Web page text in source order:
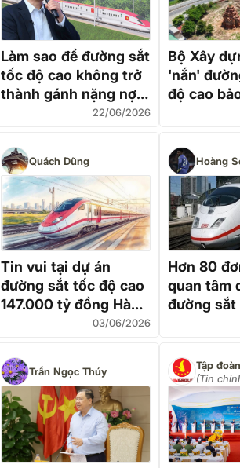
Làm sao để đường sắt
tốc độ cao không trở
thành gánh nặng nợ
22/06/2026
Bộ Xây
'nắn'
độ cao
Chăm
Quách Dũng
Tin vui tại dự án
đường sắt tốc độ cao
147.000 tỷ đồng Hà
Nội - Quảng Ninh03/06/2026
Hoàng
Hơn 80
quan tâm
đường sắt
Trần Ngọc Thúy
Tập
(Tin